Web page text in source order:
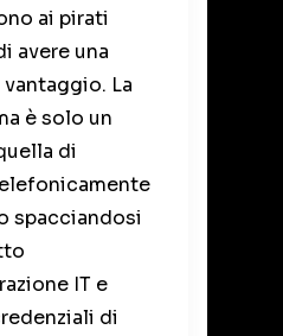
ai pirati
avere una
La
è solo un
di
spacciandosi
IT e
di